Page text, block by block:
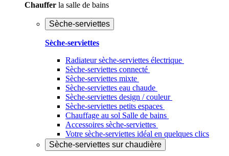
Chauffer la salle de bains
Sèche-serviettes
Sèche-serviettes
Radiateur sèche-serviettes électrique
Sèche-serviettes connecté
Sèche-serviettes mixte
Sèche-serviettes eau chaude
Sèche-serviettes design / couleur
Sèche-serviettes petits espaces
Chauffage au sol Salle de bains
Accessoires sèche-serviettes
Votre sèche-serviettes idéal en quelques clics
Sèche-serviettes sur chaudière